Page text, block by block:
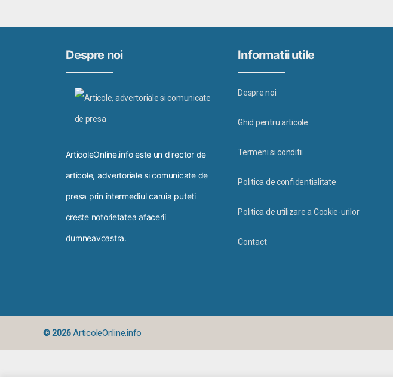
Despre noi
ArticoleOnline.info este un director de
articole, advertoriale si comunicate de
presa prin intermediul caruia puteti
creste notorietatea afacerii
dumneavoastra.
Informatii utile
Despre noi
Ghid pentru articole
Termeni si conditii
Politica de confidentialitate
Politica de utilizare a Cookie-urilor
Contact
© 2026ArticoleOnline.info